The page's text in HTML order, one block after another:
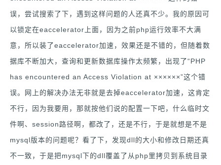
误，尝试搜索了下，遇到这样问题的人还真不少。我的原因可
以锁定在eaccelerator上面，因为之前php运行效率不大满
意，所以装了eaccelerator加速，效果还是不错的，但随着数
据库不断加大，查询和更新数据库操作太频繁，出现了“PHP
has encountered an Access Violation at ××××××”这个错
误。网上的解决办法无非就是去掉eaccelerator加速，这肯定
不行，因为我要用，那就按他们说的配置一下吧，什么临时文
件啊、session路径啊，都改了，还是不行，于是就想是不是
mysql版本的问题呢？看了下，发现dll的大小和修改日期还真
不一致，于是把mysql下的dll覆盖了从php里拷贝到系统目录